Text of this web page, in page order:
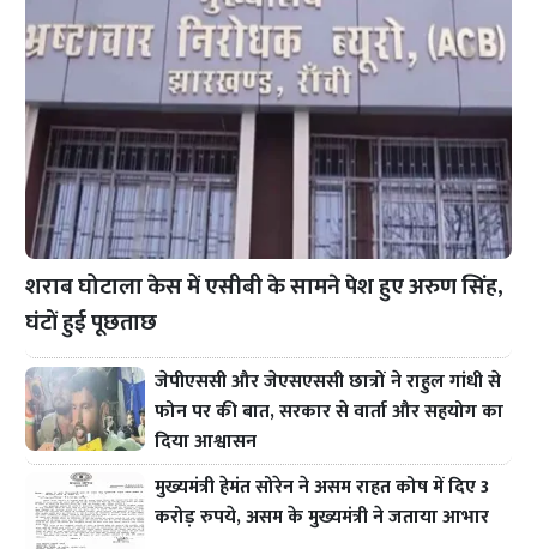
शराब घोटाला केस में एसीबी के सामने पेश हुए अरुण सिंह,
घंटों हुई पूछताछ
जेपीएससी और जेएसएससी छात्रों ने राहुल गांधी से
फोन पर की बात, सरकार से वार्ता और सहयोग का
दिया आश्वासन
मुख्यमंत्री हेमंत सोरेन ने असम राहत कोष में दिए 3
करोड़ रुपये, असम के मुख्यमंत्री ने जताया आभार